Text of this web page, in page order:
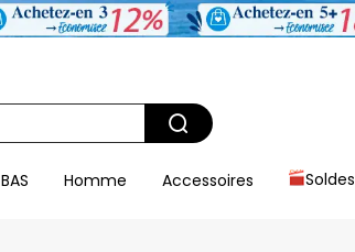
BAS Homme Accessoires Soldes